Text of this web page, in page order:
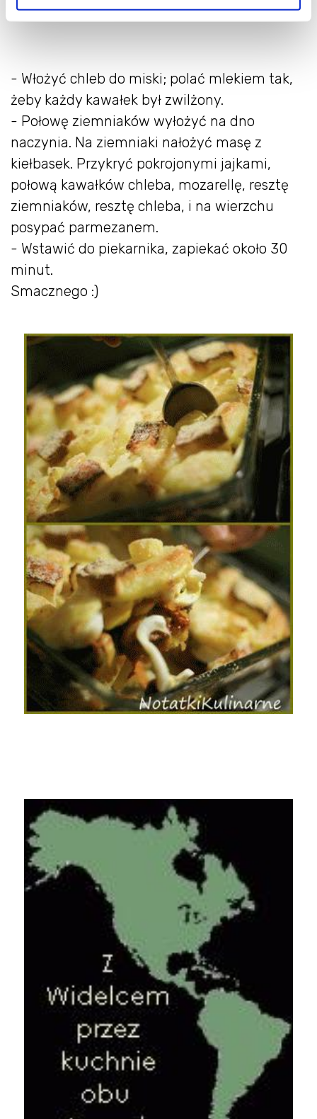
- Włożyć chleb do miski; polać mlekiem tak,
żeby każdy kawałek był zwilżony.
- Połowę ziemniaków wyłożyć na dno
naczynia. Na ziemniaki nałożyć masę z
kiełbasek. Przykryć pokrojonymi jajkami,
połową kawałków chleba, mozarellę, resztę
ziemniaków, resztę chleba, i na wierzchu
posypać parmezanem.
- Wstawić do piekarnika, zapiekać około 30
minut.
Smacznego :)